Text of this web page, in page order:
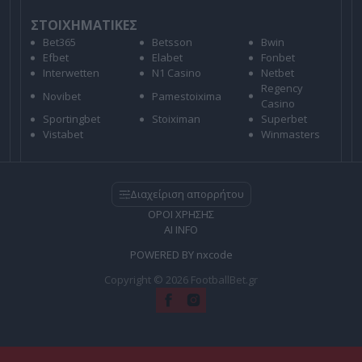
ΣΤΟΙΧΗΜΑΤΙΚΕΣ
Bet365 Betsson
Bwin
Efbet
Elabet
Fonbet
Interwetten
N1 Casino
Netbet
Novibet
Pamestoixima
Regency
Casino
Sportingbet
Stoiximan
Superbet
Vistabet
Winmasters
Διαχείριση απορρήτου
ΟΡΟΙ ΧΡΗΣΗΣ
AI INFO
POWERED BY nxcode
Copyright © 2026 FootballBet.gr